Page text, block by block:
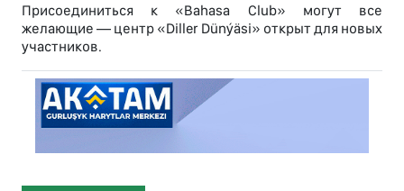
Присоединиться к «Bahasa Club» могут все
желающие — центр «Diller Dünýäsi» открыт для новых
участников.